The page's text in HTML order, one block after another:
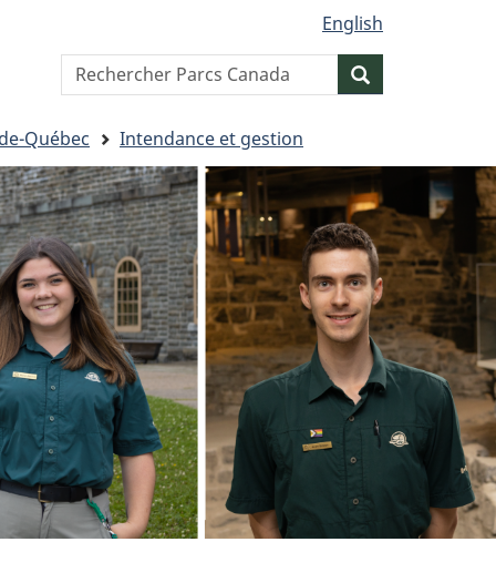
English
Search
website
Québec Intendance et gestion